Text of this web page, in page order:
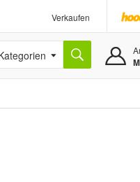
Verkaufen